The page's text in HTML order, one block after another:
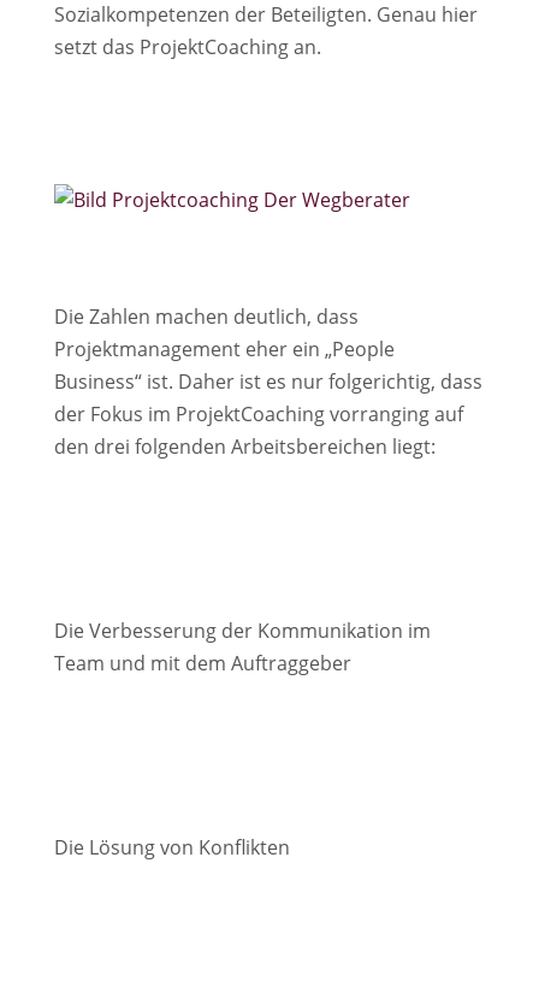
Sozialkompetenzen der Beteiligten. Genau hier
setzt das ProjektCoaching an.
Die Zahlen machen deutlich, dass
Projektmanagement eher ein „People
Business“ ist. Daher ist es nur folgerichtig, dass
der Fokus im ProjektCoaching vorranging auf
den drei folgenden Arbeitsbereichen liegt:
Die Verbesserung der Kommunikation im
Team und mit dem Auftraggeber
Die Lösung von Konflikten